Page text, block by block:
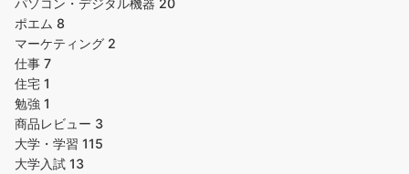
ポエム 8
マーケティング 2
仕事 7
住宅 1
勉強 1
商品レビュー 3
大学・学習 115
大学入試 13